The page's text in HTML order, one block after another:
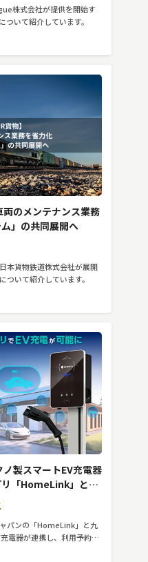
株式会社が提供を開始す
いて紹介しています。
のメンテナンス業務
」の共同展開へ
本貨物鉄道株式会社が展開
ついて紹介しています。
ノ製スマートEV充電器
「HomeLink」と連
パンの「HomeLink」と九
電器が連携し、利用予約や